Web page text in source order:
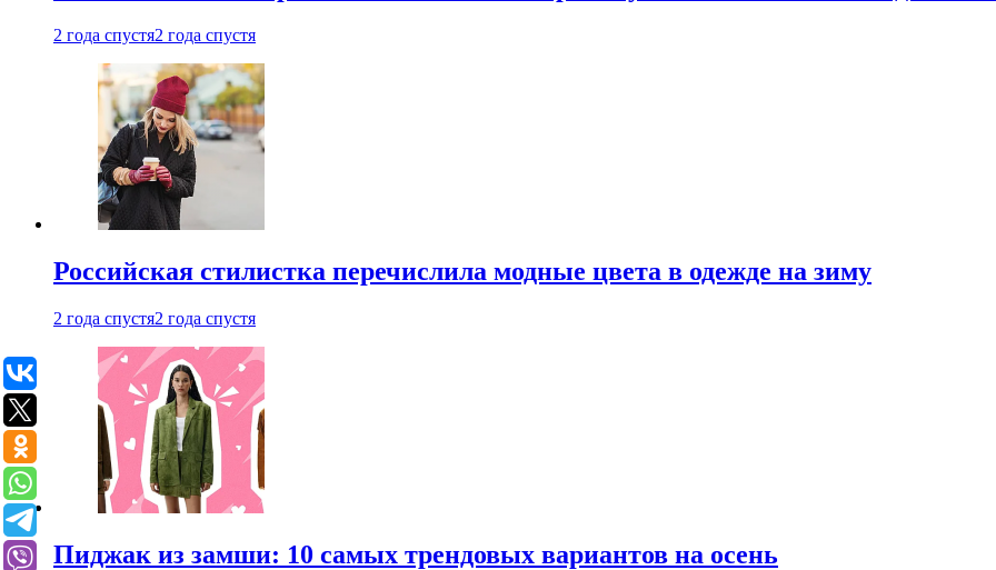
2 года спустя2 года спустя
Российская стилистка перечислила модные цвета в одежде на зиму
2 года спустя2 года спустя
Пиджак из замши: 10 самых трендовых вариантов на осень